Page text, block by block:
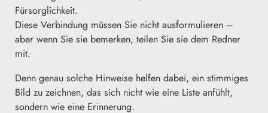
Fürsorglichkeit.
Diese Verbindung müssen Sie nicht ausformulieren –
aber wenn Sie sie bemerken, teilen Sie sie dem Redner
mit.
Denn genau solche Hinweise helfen dabei, ein stimmiges
Bild zu zeichnen, das sich nicht wie eine Liste anfühlt,
sondern wie eine Erinnerung.